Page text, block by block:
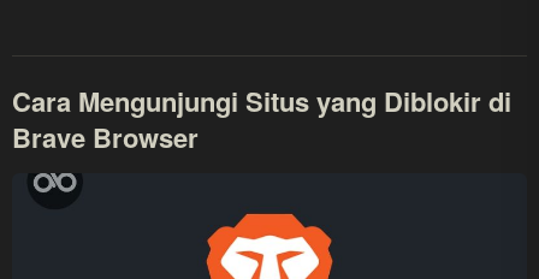
Cara Mengunjungi Situs yang Diblokir di
Brave Browser